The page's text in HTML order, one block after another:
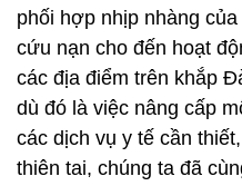
phối hợp nhịp nhàng
cứu nạn cho đến hoạt
các địa điểm trên khắp
dù đó là việc nâng cấp
các dịch vụ y tế cần
thiên tai, chúng ta đã